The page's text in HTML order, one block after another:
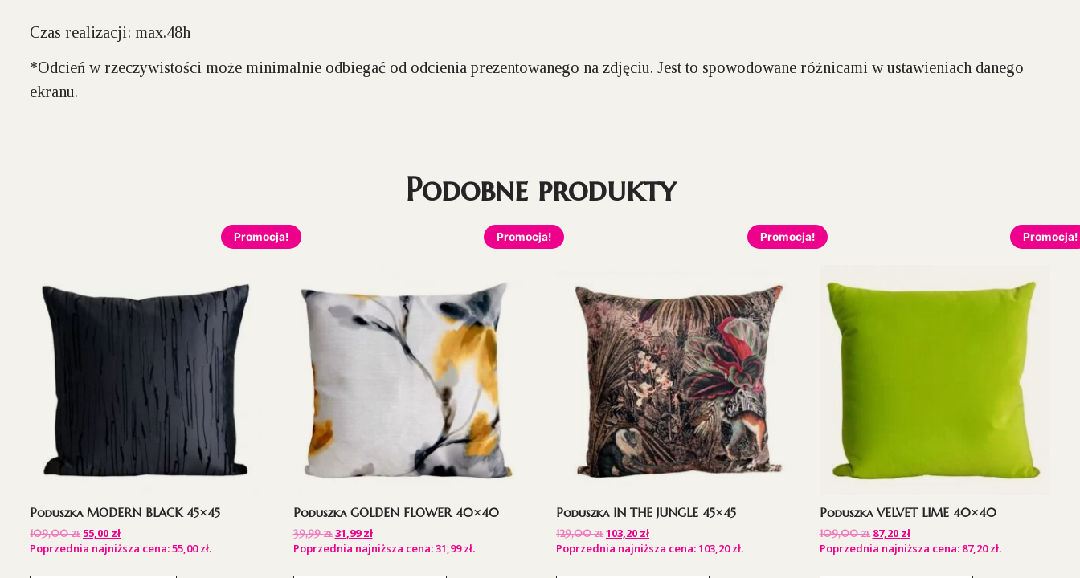
Czas realizacji: max.48h
*Odcień w rzeczywistości może minimalnie odbiegać od odcienia prezentowanego na zdjęciu. Jest to spowodowane różnicami w ustawieniach danego
ekranu.
Podobne produkty
Promocja!
Poduszka MODERN BLACK 45×45
109,00zł 55,00 zł
Poprzednia najniższa cena:55,00zł.
Promocja!
Poduszka GOLDEN FLOWER 40×40
39,99zł 31,99zł
Poprzednia najniższa cena:31,99zł.
Promocja!
Poduszka IN THE JUNGLE 45×45
129,00zł103,20 zł
Poprzednia najniższa cena:103,20zł.
Promocja!
Poduszka VELVET LIME 40×40
109,00zł 87,20 zł
Poprzednia najniższa cena: 87,20zł.